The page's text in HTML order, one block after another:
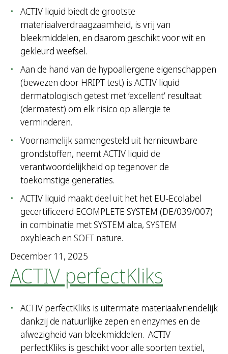
ACTIV liquid biedt de grootste
materiaalverdraagzaamheid, is vrij van
bleekmiddelen, en daarom geschikt voor wit en
gekleurd weefsel.
Aan de hand van de hypoallergene eigenschappen
(bewezen door HRIPT test) is ACTIV liquid
dermatologisch getest met ‘excellent’ resultaat
(dermatest) om elk risico op allergie te
verminderen.
Voornamelijk samengesteld uit hernieuwbare
grondstoffen, neemt ACTIV liquid de
verantwoordelijkheid op tegenover de
toekomstige generaties.
ACTIV liquid maakt deel uit het het EU-Ecolabel
gecertificeerd ECOMPLETE SYSTEM (DE/039/007)
in combinatie met SYSTEM alca, SYSTEM
oxybleach en SOFT nature.
December 11, 2025
ACTIV perfectKliks
ACTIV perfectKliks is uitermate materiaalvriendelijk
dankzij de natuurlijke zepen en enzymes en de
afwezigheid van bleekmiddelen. ACTIV
perfectKliks is geschikt voor alle soorten textiel,